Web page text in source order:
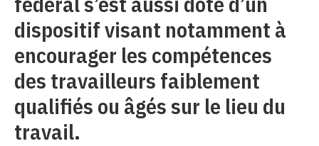
dispositif visant notamment à
encourager les compétences
des travailleurs faiblement
qualifiés ou âgés sur le lieu du
travail.